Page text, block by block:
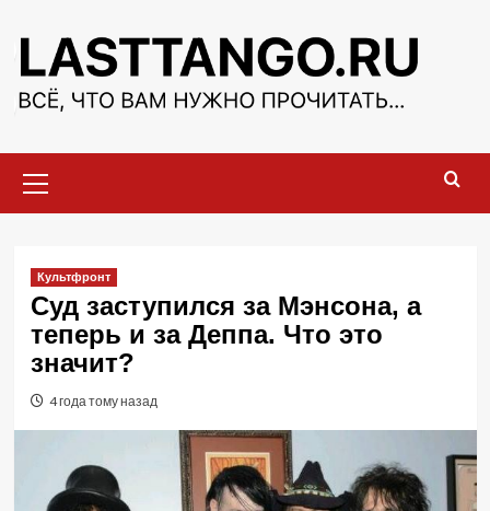
содержимому
меню
Культфронт
​​​​​​Суд заступился за Мэнсона, а
теперь и за Деппа. Что это
значит?
4 года тому назад